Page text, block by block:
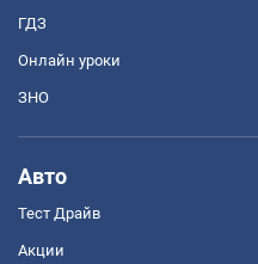
ГДЗ
Онлайн уроки
ЗНО
Авто
Тест Драйв
Акции